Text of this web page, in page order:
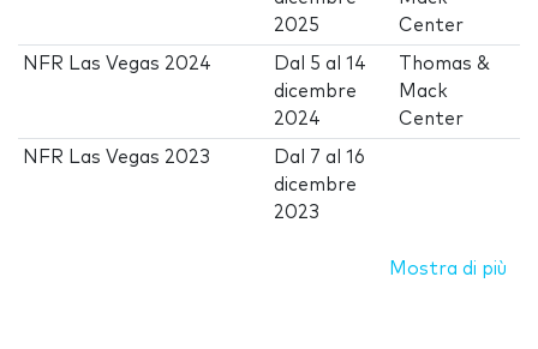
2025
Center
NFR Las Vegas 2024 Dal 5 al14
dicembre
2024
Thomas &
Mack
Center
NFR Las Vegas 2023 Dal 7 al16
dicembre
2023
Mostra di più